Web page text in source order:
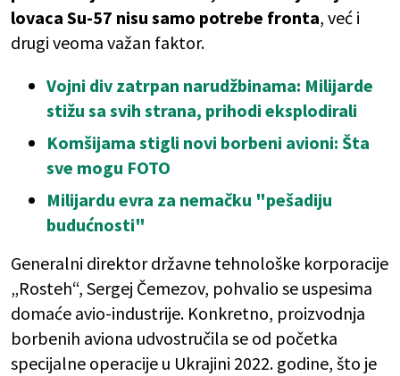
lovaca Su-57 nisu samo potrebe fronta, već i
drugi veoma važan faktor.
Vojni div zatrpan narudžbinama: Milijarde
stižu sa svih strana, prihodi eksplodirali
Komšijama stigli novi borbeni avioni: Šta
sve mogu FOTO
Milijardu evra za nemačku "pešadiju
budućnosti"
Generalni direktor državne tehnološke korporacije
„Rosteh“, Sergej Čemezov, pohvalio se uspesima
domaće avio-industrije. Konkretno, proizvodnja
borbenih aviona udvostručila se od početka
specijalne operacije u Ukrajini 2022. godine, što je